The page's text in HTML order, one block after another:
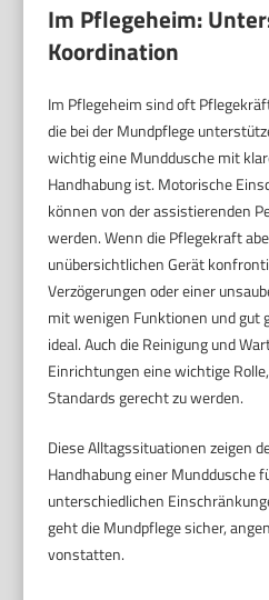
Im Pflegeheim:
Koordination
Im Pflegeheim sind oft
die bei der Mundpflege
wichtig eine Munddusche mit
Handhabung ist. Motorische
können von der assistierenden
werden. Wenn die Pflegekraft
unübersichtlichen Gerät
Verzögerungen oder einer
mit wenigen Funktionen und gut
ideal. Auch die Reinigung und
Einrichtungen eine wichtige
Standards gerecht zu werden.
Diese Alltagssituationen zeigen
Handhabung einer Munddusche
unterschiedlichen
geht die Mundpflege sicher,
vonstatten.